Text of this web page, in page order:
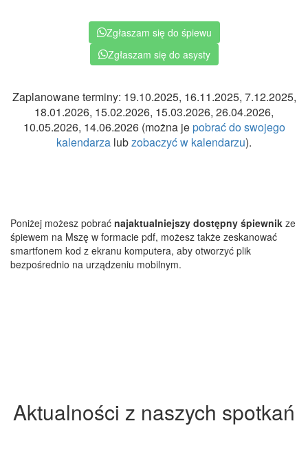
Zgłaszam się do śpiewu
Zgłaszam się do asysty
Zaplanowane terminy: 19.10.2025, 16.11.2025, 7.12.2025,
18.01.2026, 15.02.2026, 15.03.2026, 26.04.2026,
10.05.2026, 14.06.2026 (można jepobrać do swojego
kalendarza lubzobaczyć w kalendarzu).
Poniżej możesz pobrać najaktualniejszy dostępny śpiewnik ze
śpiewem na Mszę w formacie pdf, możesz także zeskanować
smartfonem kod z ekranu komputera, aby otworzyć plik
bezpośrednio na urządzeniu mobilnym.
Aktualności z naszych spotkań